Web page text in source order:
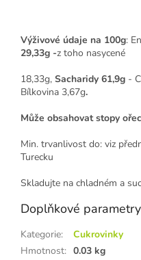
Výživové údaje na 100g:
29,33g -z toho nasycené
18,33g, Sacharidy 61,9g -
Bílkovina 3,67g.
Může obsahovat stopy
Min. trvanlivost do: viz
Turecku
Skladujte na chladném a
Doplňkové parametry
Kategorie:
Cukrovinky
Hmotnost: 0.03 kg